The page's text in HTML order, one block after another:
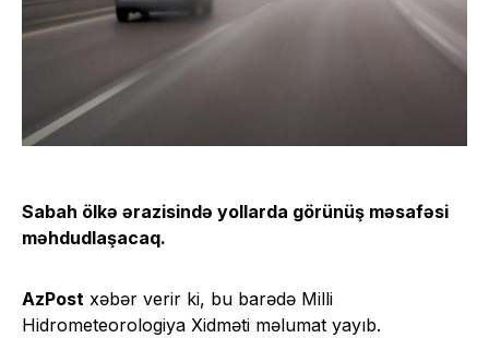
Sabah ölkə ərazisində yollarda görünüş məsafəsi
məhdudlaşacaq.
AzPost xəbər verir ki, bu barədə Milli
Hidrometeorologiya Xidməti məlumat yayıb.